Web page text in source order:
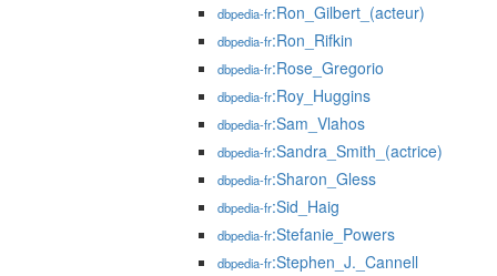
dbpedia-fr:Ron_Gilbert_(acteur)
dbpedia-fr:Ron_Rifkin
dbpedia-fr:Rose_Gregorio
dbpedia-fr:Roy_Huggins
dbpedia-fr:Sam_Vlahos
dbpedia-fr:Sandra_Smith_(actrice)
dbpedia-fr:Sharon_Gless
dbpedia-fr:Sid_Haig
dbpedia-fr:Stefanie_Powers
dbpedia-fr:Stephen_J._Cannell